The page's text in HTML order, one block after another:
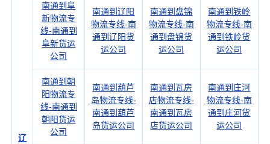
辽
南通到阜
新物流专
线-南通到
阜新货运
公司
南通到辽阳
物流专线-南
通到辽阳货
运公司
南通到盘锦
物流专线-南
通到盘锦货
运公司
南通到铁岭
物流专线-南
通到铁岭货
运公司
南通到朝
阳物流专
线-南通到
朝阳货运
公司
南通到葫芦
岛物流专线-
南通到葫芦
岛货运公司
南通到瓦房
店物流专线-
南通到瓦房
店货运公司
南通到庄河
物流专线-南
通到庄河货
运公司